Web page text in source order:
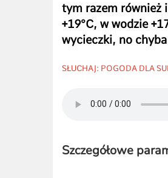
tym razem również
+19°C, w wodzie
wycieczki, no
SŁUCHAJ: POGODA DLA
Szczegółowe